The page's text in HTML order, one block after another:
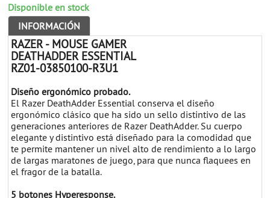
Disponible en stock
INFORMACIÓN
RAZER - MOUSE GAMER
DEATHADDER ESSENTIAL
RZ01-03850100-R3U1
Diseño ergonómico probado.
El Razer DeathAdder Essential conserva el diseño
ergonómico clásico que ha sido un sello distintivo de las
generaciones anteriores de Razer DeathAdder. Su cuerpo
elegante y distintivo está diseñado para la comodidad que
te permite mantener un nivel alto de rendimiento a lo largo
de largas maratones de juego, para que nunca flaquees en
el fragor de la batalla.
5 botones Hyperesponse.